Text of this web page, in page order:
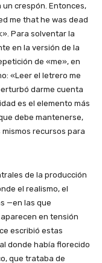
crespón. Entonces,
me that he was dead
Para solventar la
en la versión de la
de «me», en
«Leer el letrero me
darme cuenta
es el elemento más
debe mantenerse,
recursos para
de la producción
el realismo, el
—en las que
en tensión
escribió estas
donde había florecido
que trataba de